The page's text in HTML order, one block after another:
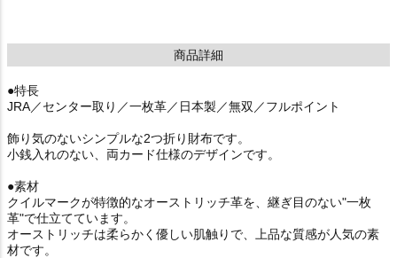
商品詳細
●特長
JRA／センター取り／一枚革／日本製／無双／フルポイント
飾り気のないシンプルな2つ折り財布です。
小銭入れのない、両カード仕様のデザインです。
●素材
クイルマークが特徴的なオーストリッチ革を、継ぎ目のない"一枚
革"で仕立てています。
オーストリッチは柔らかく優しい肌触りで、上品な質感が人気の素
材です。